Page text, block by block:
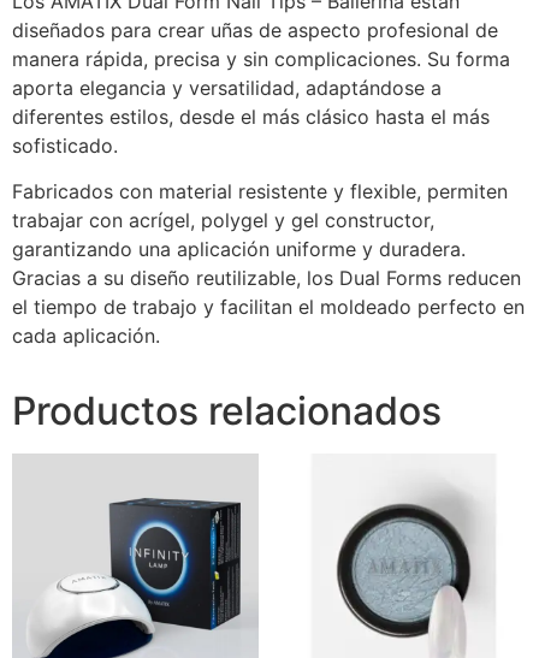
diseñados para crear uñas de aspecto profesional de
manera rápida, precisa y sin complicaciones. Su forma
aporta elegancia y versatilidad, adaptándose a
diferentes estilos, desde el más clásico hasta el más
sofisticado.
Fabricados con material resistente y flexible, permiten
trabajar con acrígel, polygel y gel constructor,
garantizando una aplicación uniforme y duradera.
Gracias a su diseño reutilizable, los Dual Forms reducen
el tiempo de trabajo y facilitan el moldeado perfecto en
cada aplicación.
Productos relacionados